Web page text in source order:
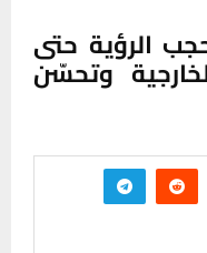
الرؤية حتى
وتحسّن